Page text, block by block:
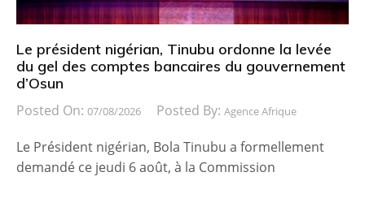
Le président nigérian, Tinubu ordonne la levée
du gel des comptes bancaires du gouvernement
d’Osun
Posted On: 07/08/2026 Posted By: Agence Afrique
Le Président nigérian, Bola Tinubu a formellement
demandé ce jeudi 6 août, à la Commission